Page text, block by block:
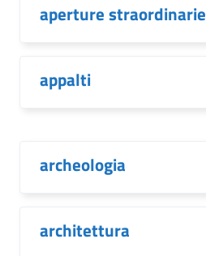
aperture straordinarie
appalti
archeologia
architettura